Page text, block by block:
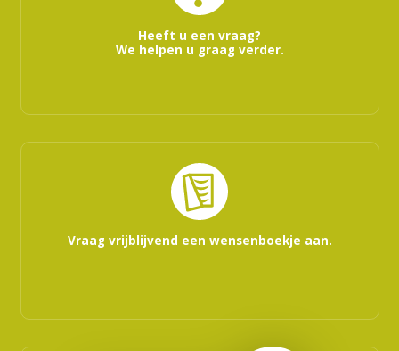
Heeft u een vraag?
We helpen u graag verder.
Vraag vrijblijvend een wensenboekje aan.